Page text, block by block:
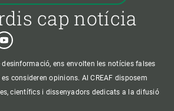
cap notícia
ens envolten les notícies falses
consideren opinions. Al CREAF disposem
científics i dissenyadors dedicats a la difusió